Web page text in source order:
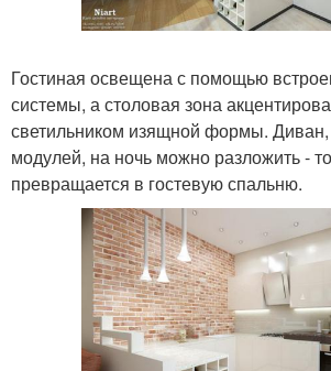
Гостиная освещена с помощью
системы, а столовая зона
светильником изящной формы.
модулей, на ночь можно разложить -
превращается в гостевую спальню.